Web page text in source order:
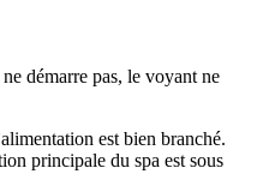
démarre pas, le voyant ne
est bien branché.
principale du spa est sous